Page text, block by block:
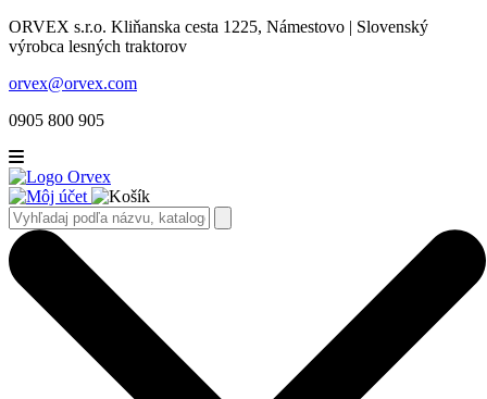
ORVEX s.r.o. Kliňanska cesta 1225, Námestovo | Slovenský
výrobca lesných traktorov
orvex@orvex.com
0905 800 905